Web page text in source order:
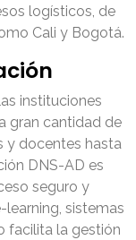
logísticos, de
Cali y Bogotá.
instituciones
gran cantidad de
y docentes hasta
DNS-AD es
seguro y
sistemas
facilita la gestión